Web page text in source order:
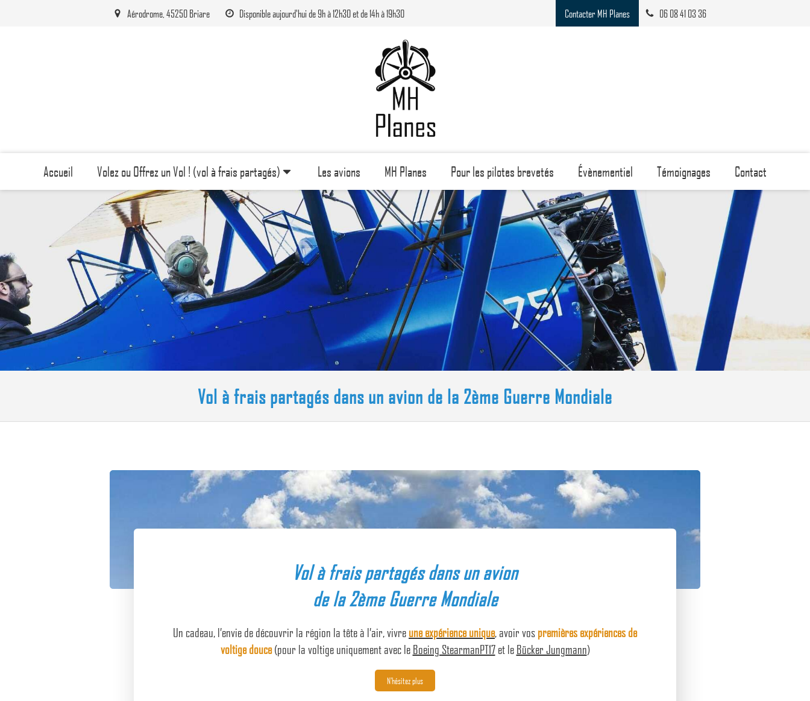
Aérodrome, 45250 Briare Disponible aujourd'hui de 9h à 12h30 et de 14h à 19h30 06 08 41 03 36
Contacter MH Planes
Accueil Volez ou Offrez un Vol ! (vol à frais partagés) Les avions MH Planes Pour les pilotes brevetés Évènementiel Témoignages Contact
Vol à frais partagés dans un avion de la 2ème Guerre Mondiale
Vol à frais partagés dans un avion
de la 2ème Guerre Mondiale
Un cadeau, l’envie de découvrir la région la tête à l’air, vivre une expérience unique, avoir vos premières expériences de
voltige douce(pour la voltige uniquement avec le Boeing StearmanPT17et le Bücker Jungmann)
N'hésitez plus